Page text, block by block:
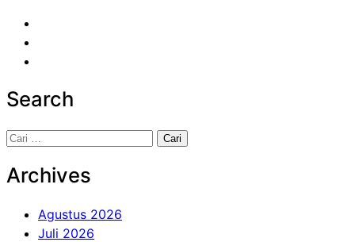
Search
Cari
Archives
Agustus 2026
Juli 2026